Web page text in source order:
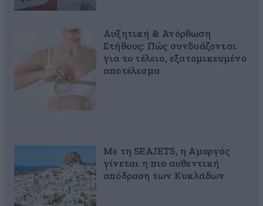
Αυξητική & Ανόρθωση
Στήθους: Πώς συνδυάζονται
για το τέλειο, εξατομικευμένο
αποτέλεσμα
Με τη SEAJETS, η Αμοργός
γίνεται η πιο αυθεντική
απόδραση των Κυκλάδων